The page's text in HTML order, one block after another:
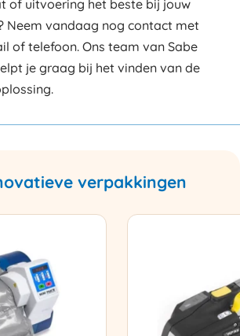
of uitvoering het beste bij jouw
Neem vandaag nog contact met
of telefoon. Ons team van Sabe
je graag bij het vinden van de
verpakkingen